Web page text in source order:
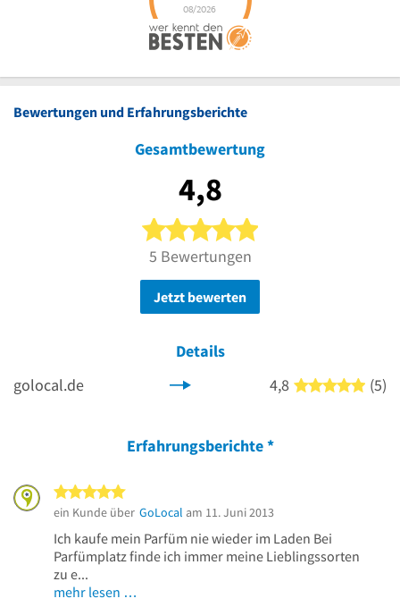
Bewertungen und Erfahrungsberichte
Gesamtbewertung
4,8
5 von 5 Sternen
5 Bewertungen
Jetzt bewerten
Details
golocal.de
4,8 5 von
(5)
Erfahrungsberichte*
ein Kunde über GoLocal am 11. Juni 2013
Ich kaufe mein Parfüm nie wieder im Laden Bei
Parfümplatz finde ich immer meine Lieblingssorten
zu e...
mehr lesen …